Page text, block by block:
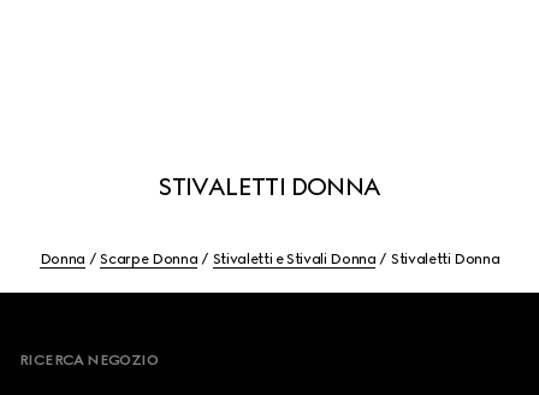
STIVALETTI DONNA
Donna Scarpe Donna Stivaletti e Stivali Donna Stivaletti Donna
RICERCA NEGOZIO